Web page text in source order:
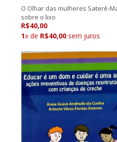
O Olhar das mulheres Sateré-
sobre o lixo
R$40,00
1x de R$40,00 sem juros